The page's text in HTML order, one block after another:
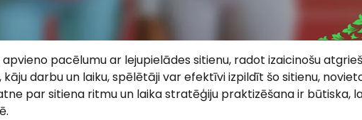
pacēlumu ar lejupielādes sitienu, radot izaicinošu
darbu un laiku, spēlētāji var efektīvi izpildīt šo sitienu,
par sitiena ritmu un laika stratēģiju praktizēšana ir būtiska,